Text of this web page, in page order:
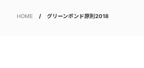
HOME グリーンボンド原則2018